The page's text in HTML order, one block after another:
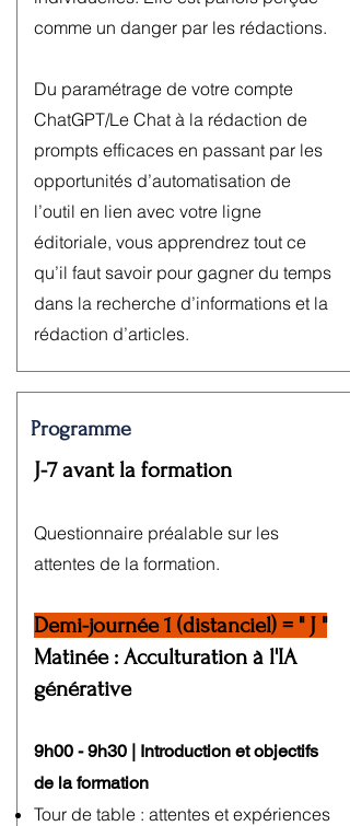
comme un danger par les rédactions.
Du paramétrage de votre compte
ChatGPT/Le Chat à la rédaction de
prompts efficaces en passant par les
opportunités d’automatisation de
l’outil en lien avec votre ligne
éditoriale, vous apprendrez tout ce
qu’il faut savoir pour gagner du temps
dans la recherche d’informations et la
rédaction d’articles.
Programme
J-7 avant la formation
Questionnaire préalable sur les
attentes de la formation.
Demi-journée 1 (distanciel) = " J "
Matinée : Acculturation à l'IA
générative
9h00 - 9h30 | Introduction et objectifs
de la formation
Tour de table : attentes et expériences